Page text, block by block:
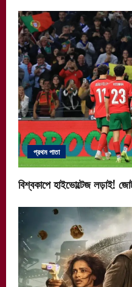
প্রথম পাতা
বিশ্বকাপে হাইভোল্টেজ লড়াই!